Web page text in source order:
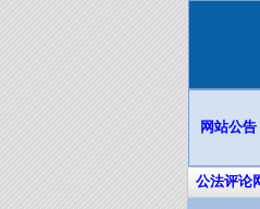
网站公告
公法评论